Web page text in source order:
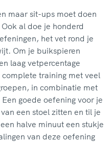
maar sit-ups moet doen
al doe je honderd
het vet rond je
Om je buikspieren
laag vetpercentage
training met veel
in combinatie met
goede oefening voor je
een stoel zitten en til je
halve minuut een stukje
van deze oefening